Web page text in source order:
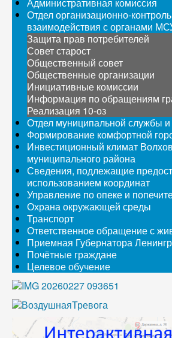
Отдел организационно-
взаимодействия с органами
Защита прав потребителей
Совет старост
Общественный совет
Общественные организации
Инициативные комиссии
Информация по обращениям
Реализация 10-оз
Отдел муниципальной службы и
Формирование комфортной
Инвестиционный климат
муниципального района
Сведения, подлежащие
использованием координат
Управление по опеке и
Охрана окружающей среды
Транспорт
Ответственное обращение с
Приемная Губернатора
Почётные граждане
Целевое обучение